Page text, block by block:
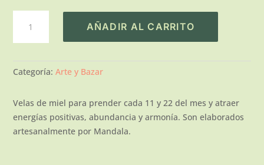
velas
miel
cantidad
AÑADIR AL CARRITO
Categoría:Arte y Bazar
Velas de miel para prender cada 11 y 22 del mes y atraer
energías positivas, abundancia y armonía. Son elaborados
artesanalmente por Mandala.